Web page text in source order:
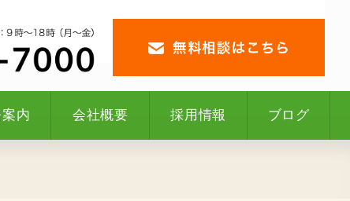
内 会社概要 採用情報 ブログ